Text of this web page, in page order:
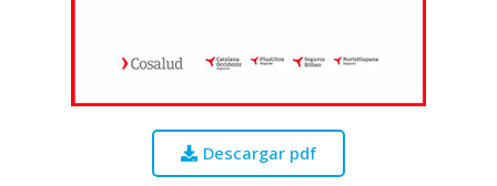
Descargar pdf